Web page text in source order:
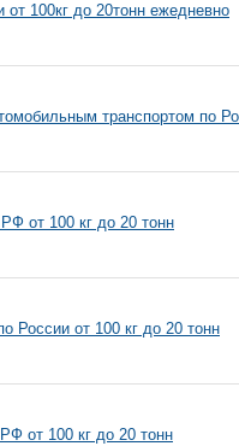
от 100кг до 20тонн ежедневно
транспортом по
от 100 кг до 20 тонн
России от 100 кг до 20 тонн
от 100 кг до 20 тонн